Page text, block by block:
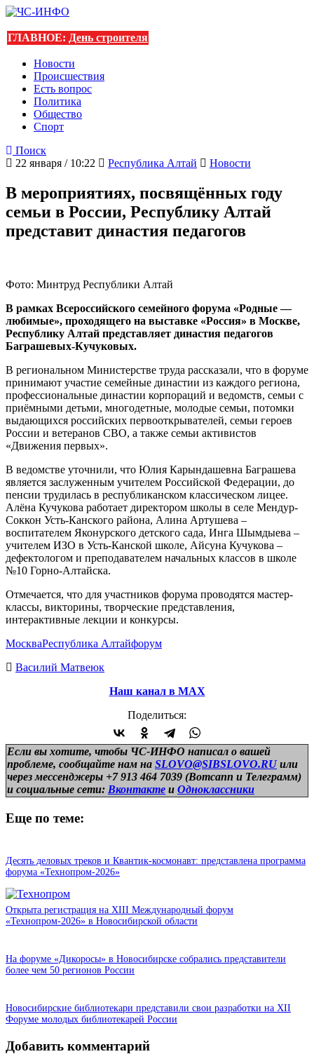
ГЛАВНОЕ: День строителя
Новости
Происшествия
Есть вопрос
Политика
Общество
Спорт
Поиск
22 января / 10:22
Республика Алтай Новости
В мероприятиях, посвящённых году
семьи в России, Республику Алтай
представит династия педагогов
Фото: Минтруд Республики Алтай
В рамках Всероссийского семейного форума «Родные —
любимые», проходящего на выставке «Россия» в Москве,
Республику Алтай представляет династия педагогов
Баграшевых-Кучуковых.
В региональном Министерстве труда рассказали, что в форуме
принимают участие семейные династии из каждого региона,
профессиональные династии корпораций и ведомств, семьи с
приёмными детьми, многодетные, молодые семьи, потомки
выдающихся российских первооткрывателей, семьи героев
России и ветеранов СВО, а также семьи активистов
«Движения первых».
В ведомстве уточнили, что Юлия Карындашевна Баграшева
является заслуженным учителем Российской Федерации, до
пенсии трудилась в республиканском классическом лицее.
Алёна Кучукова работает директором школы в селе Мендур-
Соккон Усть-Канского района, Алина Артушева –
воспитателем Яконурского детского сада, Инга Шымдыева –
учителем ИЗО в Усть-Канской школе, Айсуна Кучукова –
дефектологом и преподавателем начальных классов в школе
№10 Горно-Алтайска.
Отмечается, что для участников форума проводятся мастер-
классы, викторины, творческие представления,
интерактивные лекции и конкурсы.
МоскваРеспублика Алтайфорум
Василий Матвеюк
Наш канал в МАХ
Поделиться:
Если вы хотите, чтобы ЧС-ИНФО написал о вашей
проблеме, сообщайте нам на SLOVO@SIBSLOVO.RU или
через мессенджеры +7 913 464 7039 (Вотсапп и Телеграмм)
и социальные сети: Вконтакте и Одноклассники
Еще по теме:
Десять деловых треков и Квантик-космонавт: представлена программа
форума «Технопром-2026»
Открыта регистрация на XIII Международный форум
«Технопром-2026» в Новосибирской области
На форуме «Дикоросы» в Новосибирске собрались представители
более чем 50 регионов России
Новосибирские библиотекари представили свои разработки на XII
Форуме молодых библиотекарей России
Добавить комментарий